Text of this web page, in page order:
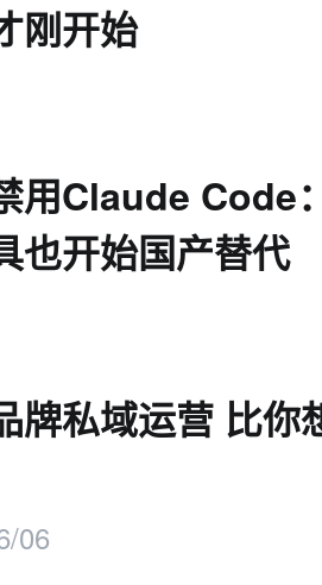
刚开始
用Claude Code
也开始国产替代
牌私域运营 比你
06